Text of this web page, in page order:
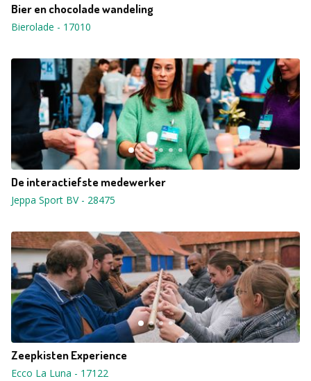
Bier en chocolade wandeling
Bierolade - 17010
De interactiefste medewerker
Jeppa Sport BV- 28475
Zeepkisten Experience
Ecco La Luna - 17122